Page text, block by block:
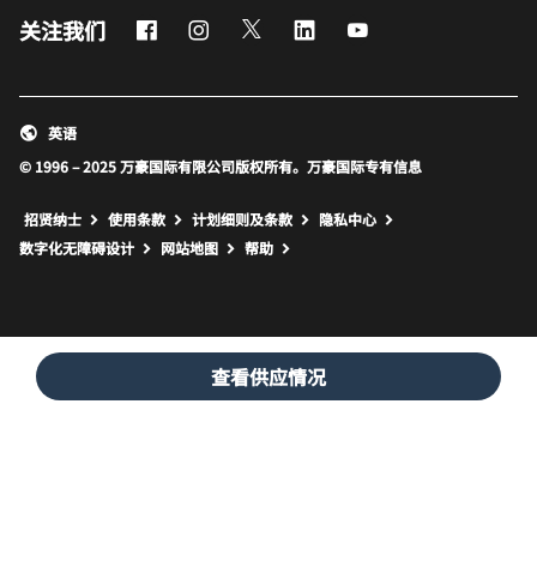
查看供应情况
关注我们 FacebookInstagram
Twitter LinkedIn
© 1996 – 2025 万豪国际有限公司版权所有。万豪国际专有信息
英语
招贤纳士 使用条款 计划细则及条款
隐私中心
数字化无障碍设计
网站地图 打开新窗口
帮助